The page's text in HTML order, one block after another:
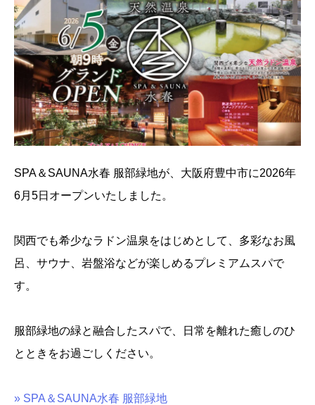
SPA＆SAUNA水春 服部緑地が、大阪府豊中市に2026年
6月5日オープンいたしました。
関西でも希少なラドン温泉をはじめとして、多彩なお風
呂、サウナ、岩盤浴などが楽しめるプレミアムスパで
す。
服部緑地の緑と融合したスパで、日常を離れた癒しのひ
とときをお過ごしください。
» SPA＆SAUNA水春 服部緑地